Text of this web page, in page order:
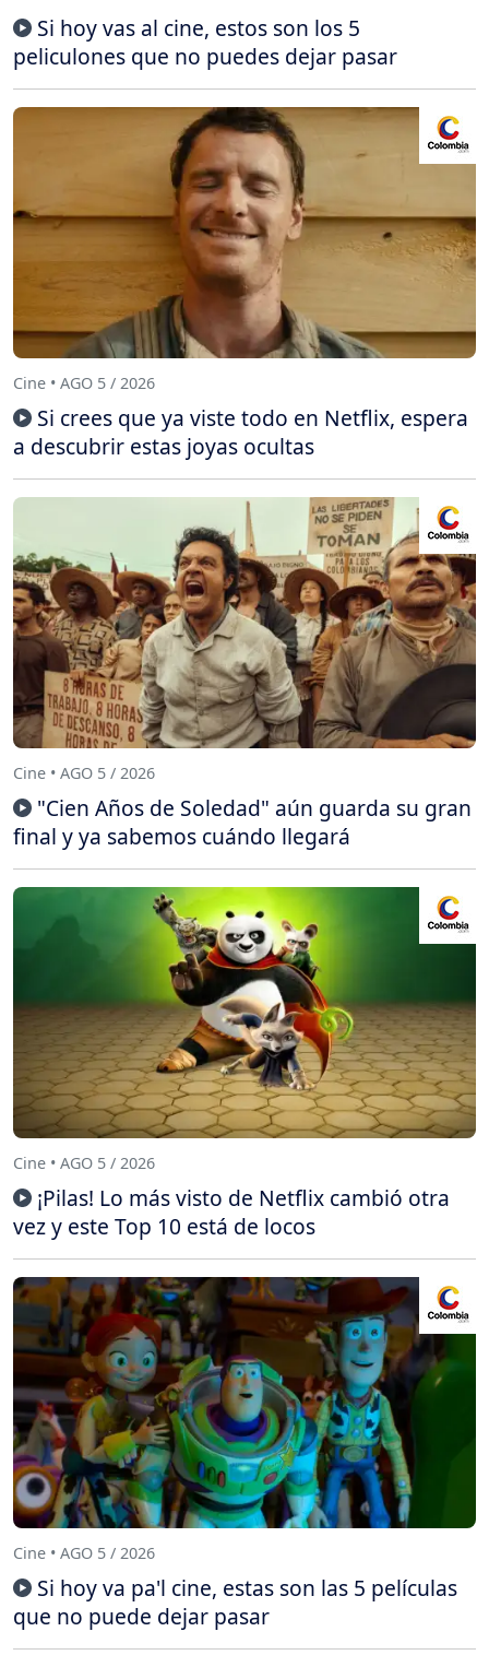
Si hoy vas al cine, estos son los 5
peliculones que no puedes dejar pasar
Cine • AGO 5 / 2026
Si crees que ya viste todo en Netflix, espera
a descubrir estas joyas ocultas
Cine • AGO 5 / 2026
"Cien Años de Soledad" aún guarda su gran
final y ya sabemos cuándo llegará
Cine • AGO 5 / 2026
¡Pilas! Lo más visto de Netflix cambió otra
vez y este Top 10 está de locos
Cine • AGO 5 / 2026
Si hoy va pa'l cine, estas son las 5 películas
que no puede dejar pasar